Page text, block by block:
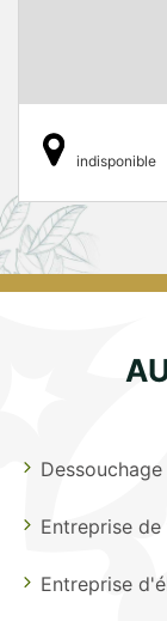
indisponible
Entreprise
Entreprise